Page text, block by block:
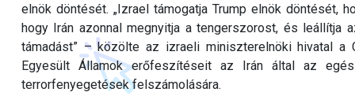
elnök döntését. „Izrael támogatja Trump elnök
hogy Irán azonnal megnyitja a tengerszorost, és
támadást” – közölte az izraeli miniszterelnöki hivatal a
Egyesült Államok erőfeszítéseit az Irán által az
terrorfenyegetések felszámolására.